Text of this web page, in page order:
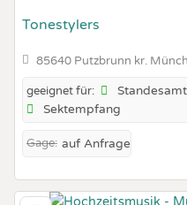
Tonestylers
85640 Putzbrunn kr.
geeignet für: Standesamt
Sektempfang
Gage: auf Anfrage